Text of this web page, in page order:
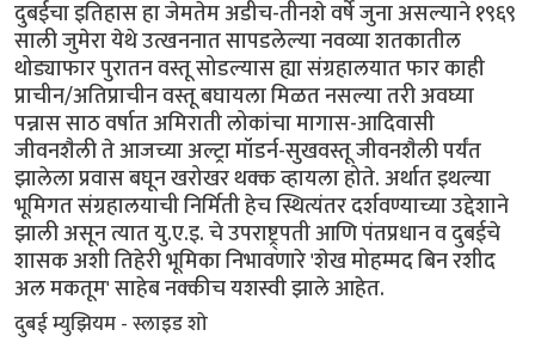
दुबईचा इतिहास हा जेमतेम अडीच-तीनशे वर्षे जुना असल्याने १९६९
साली जुमेरा येथे उत्खननात सापडलेल्या नवव्या शतकातील
थोड्याफार पुरातन वस्तू सोडल्यास ह्या संग्रहालयात फार काही
प्राचीन/अतिप्राचीन वस्तू बघायला मिळत नसल्या तरी अवघ्या
पन्नास साठ वर्षात अमिराती लोकांचा मागास-आदिवासी
जीवनशैली ते आजच्या अल्ट्रा मॉडर्न-सुखवस्तू जीवनशैली पर्यंत
झालेला प्रवास बघून खरोखर थक्क व्हायला होते. अर्थात इथल्या
भूमिगत संग्रहालयाची निर्मिती हेच स्थित्यंतर दर्शवण्याच्या उद्देशाने
झाली असून त्यात यु.ए.इ. चे उपराष्ट्र्पती आणि पंतप्रधान व दुबईचे
शासक अशी तिहेरी भूमिका निभावणारे 'शेख मोहम्मद बिन रशीद
अल मकतूम' साहेब नक्कीच यशस्वी झाले आहेत.
दुबई म्युझियम - स्लाइड शो